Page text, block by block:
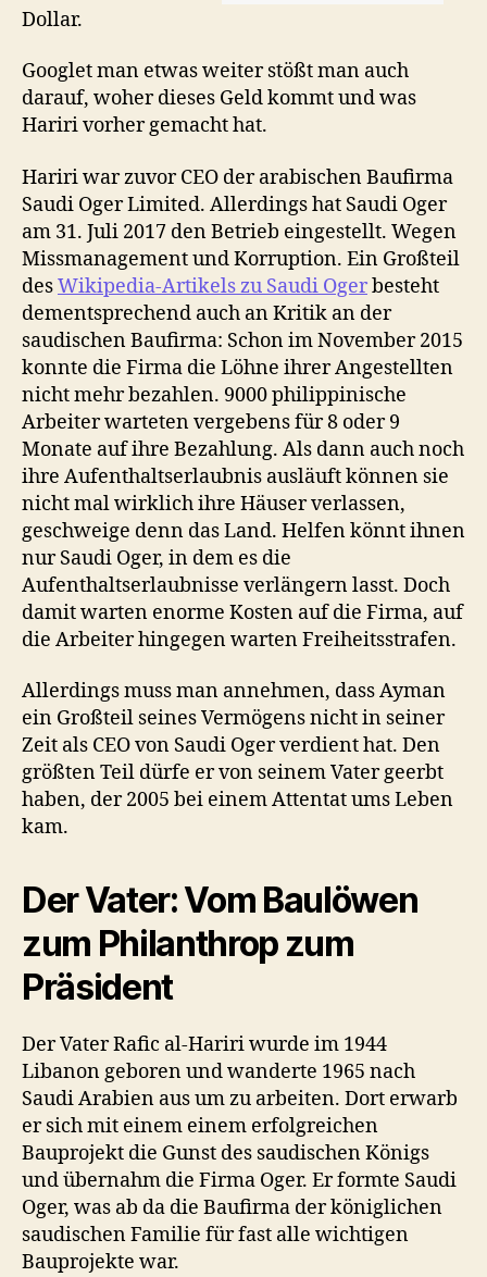
Dollar.
Googlet man etwas weiter stößt man auch
darauf, woher dieses Geld kommt und was
Hariri vorher gemacht hat.
Hariri war zuvor CEO der arabischen Baufirma
Saudi Oger Limited. Allerdings hat Saudi Oger
am 31. Juli 2017 den Betrieb eingestellt. Wegen
Missmanagement und Korruption. Ein Großteil
desWikipedia-Artikels zu Saudi Ogerbesteht
dementsprechend auch an Kritik an der
saudischen Baufirma: Schon im November 2015
konnte die Firma die Löhne ihrer Angestellten
nicht mehr bezahlen. 9000 philippinische
Arbeiter warteten vergebens für 8 oder 9
Monate auf ihre Bezahlung. Als dann auch noch
ihre Aufenthaltserlaubnis ausläuft können sie
nicht mal wirklich ihre Häuser verlassen,
geschweige denn das Land. Helfen könnt ihnen
nur Saudi Oger, in dem es die
Aufenthaltserlaubnisse verlängern lasst. Doch
damit warten enorme Kosten auf die Firma, auf
die Arbeiter hingegen warten Freiheitsstrafen.
Allerdings muss man annehmen, dass Ayman
ein Großteil seines Vermögens nicht in seiner
Zeit als CEO von Saudi Oger verdient hat. Den
größten Teil dürfe er von seinem Vater geerbt
haben, der 2005 bei einem Attentat ums Leben
kam.
Der Vater: Vom Baulöwen
zum Philanthrop zum
Präsident
Der Vater Rafic al-Hariri wurde im 1944
Libanon geboren und wanderte 1965 nach
Saudi Arabien aus um zu arbeiten. Dort erwarb
er sich mit einem einem erfolgreichen
Bauprojekt die Gunst des saudischen Königs
und übernahm die Firma Oger. Er formte Saudi
Oger, was ab da die Baufirma der königlichen
saudischen Familie für fast alle wichtigen
Bauprojekte war.